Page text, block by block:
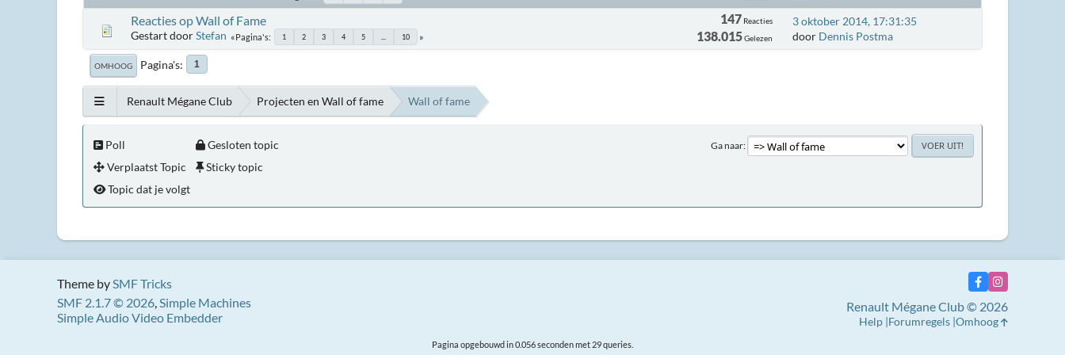
Reacties op Wall of Fame
Gestart doorStefan Pagina's 1 2 3 4 5 10
147 Reacties
138.015Gelezen
3 oktober 2014, 17:31:35
door Dennis Postma
OMHOOG Pagina's 1
Renault Mégane Club Projecten en Wall of fame Wall of fame
Ga naar
Poll
Verplaatst Topic
Gesloten topic
Sticky topic
Topic dat je volgt
Theme bySMF Tricks
SMF 2.1.7 © 2026,Simple Machines
Simple Audio Video Embedder
Renault Mégane Club © 2026
Help Forumregels Omhoog
Pagina opgebouwd in 0.056 seconden met 29 queries.